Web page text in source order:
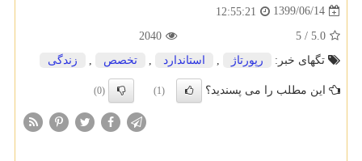
1399/06/14
12:55:21
5.0
/
5
2040
تگهای خبر:
رپورتاژ استاندارد تخصص زندگی
این مطلب را می پسندید؟ (1)
(0)